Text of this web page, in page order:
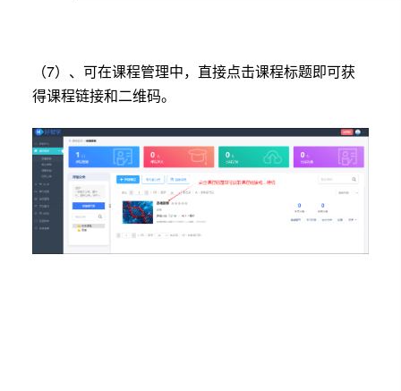
（7）、可在课程管理中，直接点击课程标题即可获
得课程链接和二维码。